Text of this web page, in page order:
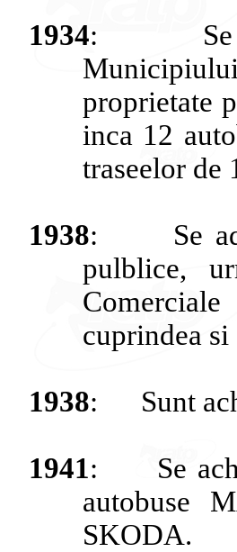
1934: Se
Municipiului
proprietate
inca 12
traseelor de
1938: Se
pulblice,
Comerciale
cuprindea si
1938: Sunt
1941: Se
autobuse
SKODA.